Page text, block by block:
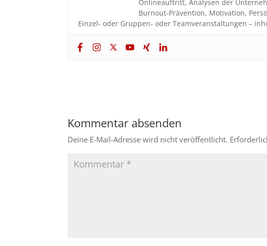
Onlineauftritt, Analysen der
Burnout-Prävention, Motivation,
Einzel- oder Gruppen- oder Teamveranstaltungen –
Kommentar absenden
Deine E-Mail-Adresse wird nicht veröffentlicht.